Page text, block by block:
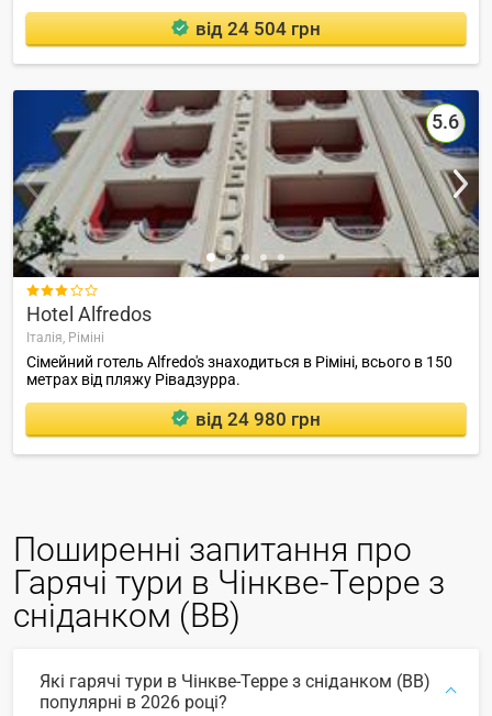
від 24 504 грн
5.6

Hotel Alfredos
Італія, Ріміні
Сімейний готель Alfredo's знаходиться в Ріміні, всього в 150
метрах від пляжу Рівадзурра.
від 24 980 грн
Поширенні запитання про
Гарячі тури в Чінкве-Терре з
сніданком (BB)
Які гарячі тури в Чінкве-Терре з сніданком (BB)
популярні в 2026 році?